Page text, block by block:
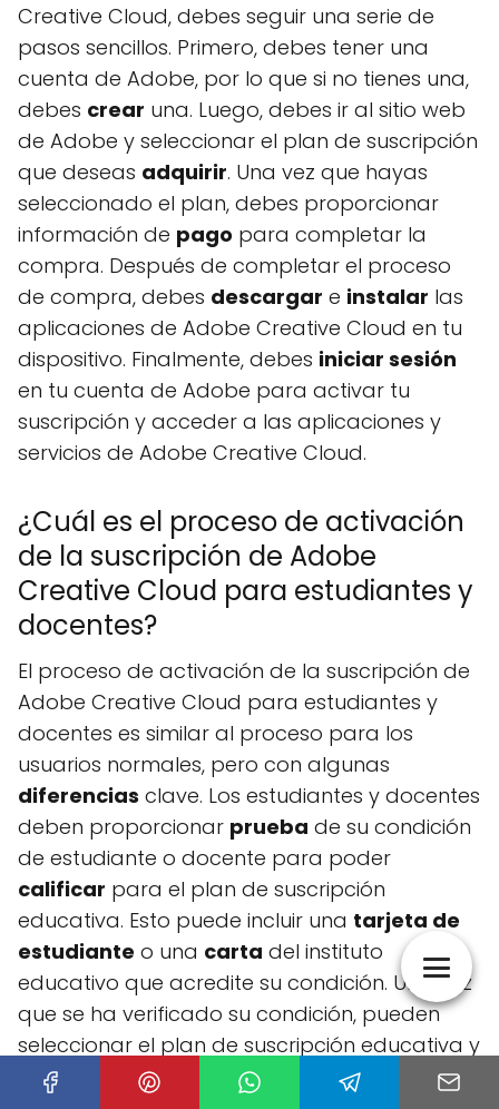
Creative Cloud, debes seguir una serie de
pasos sencillos. Primero, debes tener una
cuenta de Adobe, por lo que si no tienes una,
debes crear una. Luego, debes ir al sitio web
de Adobe y seleccionar el plan de suscripción
que deseas adquirir. Una vez que hayas
seleccionado el plan, debes proporcionar
información de pago para completar la
compra. Después de completar el proceso
de compra, debes descargar e instalar las
aplicaciones de Adobe Creative Cloud en tu
dispositivo. Finalmente, debes iniciar sesión
en tu cuenta de Adobe para activar tu
suscripción y acceder a las aplicaciones y
servicios de Adobe Creative Cloud.
¿Cuál es el proceso de activación
de la suscripción de Adobe
Creative Cloud para estudiantes y
docentes?
El proceso de activación de la suscripción de
Adobe Creative Cloud para estudiantes y
docentes es similar al proceso para los
usuarios normales, pero con algunas
diferencias clave. Los estudiantes y docentes
deben proporcionar prueba de su condición
de estudiante o docente para poder
calificar para el plan de suscripción
educativa. Esto puede incluir una tarjeta de
estudiante o una carta del instituto
educativo que acredite su condición. Una vez
que se ha verificado su condición, pueden
seleccionar el plan de suscripción educativa y
completar el proceso de
compray